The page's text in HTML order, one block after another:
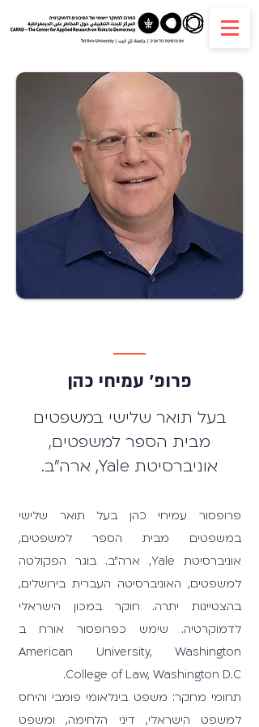
פרופ' עמיחי כהן
בעל תואר שלישי במשפטים
מבית הספר למשפטים,
אוניברסיטת Yale, ארה”ב.​
פרופסור עמיחי כהן בעל תואר שלישי
במשפטים מבית הספר למשפטים,
אוניברסיטת Yale, ארה”ב. בוגר הפקולטה
למשפטים, האוניברסיטה העברית בירושלים,
בהצטיינות יתרה. חוקר במכון הישראלי
לדמוקרטיה. שימש כפרופסור אורח ב
American University, Washington
College of Law, Washington D.C.
תחומי מחקר: משפט בינלאומי פומבי והיחס
למשפט הישראלי, דיני הלחימה, ומשפט